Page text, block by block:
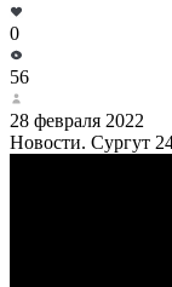
0
56
28 февраля 2022
Новости. Сургут